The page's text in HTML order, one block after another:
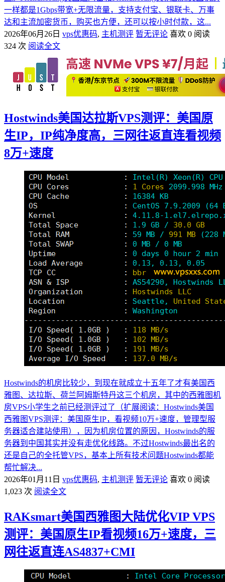
一样都是1Gbps带宽+无限流量，支持支付宝、银联卡、万事
达和主流加密货币，购买也方便，还可以按小时付款，这...
2026年06月26日 vps优惠码, 主机测评 暂无评论 喜欢 0 阅读
324 次 阅读全文
Hostwinds美国达拉斯VPS测评：美国原
生IP，IP纯净度高，三网往返直连看视频
8万+速度
Hostwinds的机房比较少，到现在就成立十五年了才有美国西
雅图、达拉斯、荷兰阿姆斯特丹这三个机房，其中的西雅图机
房VPS小学生之前已经测评过了（扩展阅读：Hostwinds美国
西雅图VPS测评：美国原生IP，看视频10万+速度，管理型服
务器适合建站使用），因为机房位置的原因，Hostwinds的服
务器到中国其实并没有走优化线路。不过Hostwinds最出名的
还是自己的全托管VPS，基本上所有技术问题Hostwinds都能
帮忙解决...
2026年01月11日 vps优惠码, 主机测评 暂无评论 喜欢 0 阅读
1,023 次 阅读全文
RAKsmart美国西雅图大陆优化VIP VPS
测评：美国原生IP看视频16万+速度，三
网往返直连AS4837+CMI